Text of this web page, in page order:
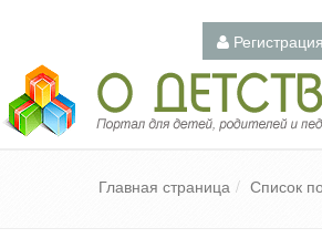
Регистрация
Педагогический портал «О детстве»
Главная страница Список